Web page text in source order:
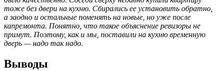
тоже без двери на кухню. Сбирались ее установить обратно,
а заодно и остальные поменять на новые, но уже после
капремонта. Понятно, что такое объяснение ревизоры не
примут. Поэтому, как и мы, поставили на кухню временную
дверь — надо так надо.
Выводы